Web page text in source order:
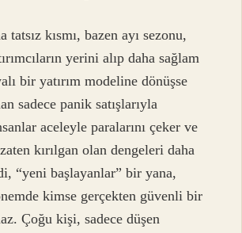
tatsız kısmı, bazen ayı sezonu,
yerini alıp daha sağlam
bir yatırım modeline dönüşse
sadece panik satışlarıyla
aceleyle paralarını çeker ve
kırılgan olan dengeleri daha
“yeni başlayanlar” bir yana,
kimse gerçekten güvenli bir
Çoğu kişi, sadece düşen